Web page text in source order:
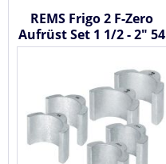
REMS Frigo 2 F-Zero
Aufrüst Set 1 1/2 - 2" 54
- 60mm ( 131160 )